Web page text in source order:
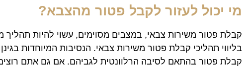
מי יכול לעזור לקבל פטור מהצבא?
קבלת פטור משירות צבאי, במצבים מסוימים, עשוי להיות
בליווי תהליכי קבלת פטור משירות צבאי. הנסיבות המיוחדות
קבלת פטור בהתאם לסיבה הרלוונטית לגביהם. אם גם אתם